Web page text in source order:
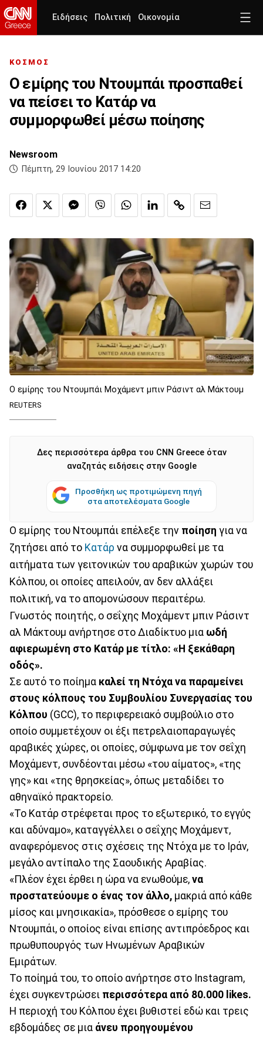
Ειδήσεις Πολιτική Οικονομία
ΚΟΣΜΟΣ
Ο εμίρης του Ντουμπάι προσπαθεί
να πείσει το Κατάρ να
συμμορφωθεί μέσω ποίησης
Newsroom
Πέμπτη, 29 Ιουνίου 2017 14:20
Ο εμίρης του Ντουμπάι Μοχάμεντ μπιν Ράσιντ αλ Μάκτουμ
REUTERS
Δες περισσότερα άρθρα του CNN Greece όταν
αναζητάς ειδήσεις στην Google
Προσθήκη ως προτιμώμενη πηγή
στα αποτελέσματα Google
Ο εμίρης του Ντουμπάι επέλεξε την ποίηση για να
ζητήσει από το Κατάρ να συμμορφωθεί με τα
αιτήματα των γειτονικών του αραβικών χωρών του
Κόλπου, οι οποίες απειλούν, αν δεν αλλάξει
πολιτική, να το απομονώσουν περαιτέρω.
Γνωστός ποιητής, ο σεΐχης Μοχάμεντ μπιν Ράσιντ
αλ Μάκτουμ ανήρτησε στο Διαδίκτυο μια ωδή
αφιερωμένη στο Κατάρ με τίτλο: «Η ξεκάθαρη
οδός».
Σε αυτό το ποίημα καλεί τη Ντόχα να παραμείνει
στους κόλπους του Συμβουλίου Συνεργασίας του
Κόλπου (GCC), το περιφερειακό συμβούλιο στο
οποίο συμμετέχουν οι έξι πετρελαιοπαραγωγές
αραβικές χώρες, οι οποίες, σύμφωνα με τον σεΐχη
Μοχάμεντ, συνδέονται μέσω «του αίματος», «της
γης» και «της θρησκείας», όπως μεταδίδει το
αθηναϊκό πρακτορείο.
«Το Κατάρ στρέφεται προς το εξωτερικό, το εγγύς
και αδύναμο», καταγγέλλει ο σεΐχης Μοχάμεντ,
αναφερόμενος στις σχέσεις της Ντόχα με το Ιράν,
μεγάλο αντίπαλο της Σαουδικής Αραβίας.
«Πλέον έχει έρθει η ώρα να ενωθούμε, να
προστατεύουμε ο ένας τον άλλο, μακριά από κάθε
μίσος και μνησικακία», πρόσθεσε ο εμίρης του
Ντουμπάι, ο οποίος είναι επίσης αντιπρόεδρος και
πρωθυπουργός των Ηνωμένων Αραβικών
Εμιράτων.
Το ποίημά του, το οποίο ανήρτησε στο Instagram,
έχει συγκεντρώσει περισσότερα από 80.000 likes.
Η περιοχή του Κόλπου έχει βυθιστεί εδώ και τρεις
εβδομάδες σε μια άνευ προηγουμένου